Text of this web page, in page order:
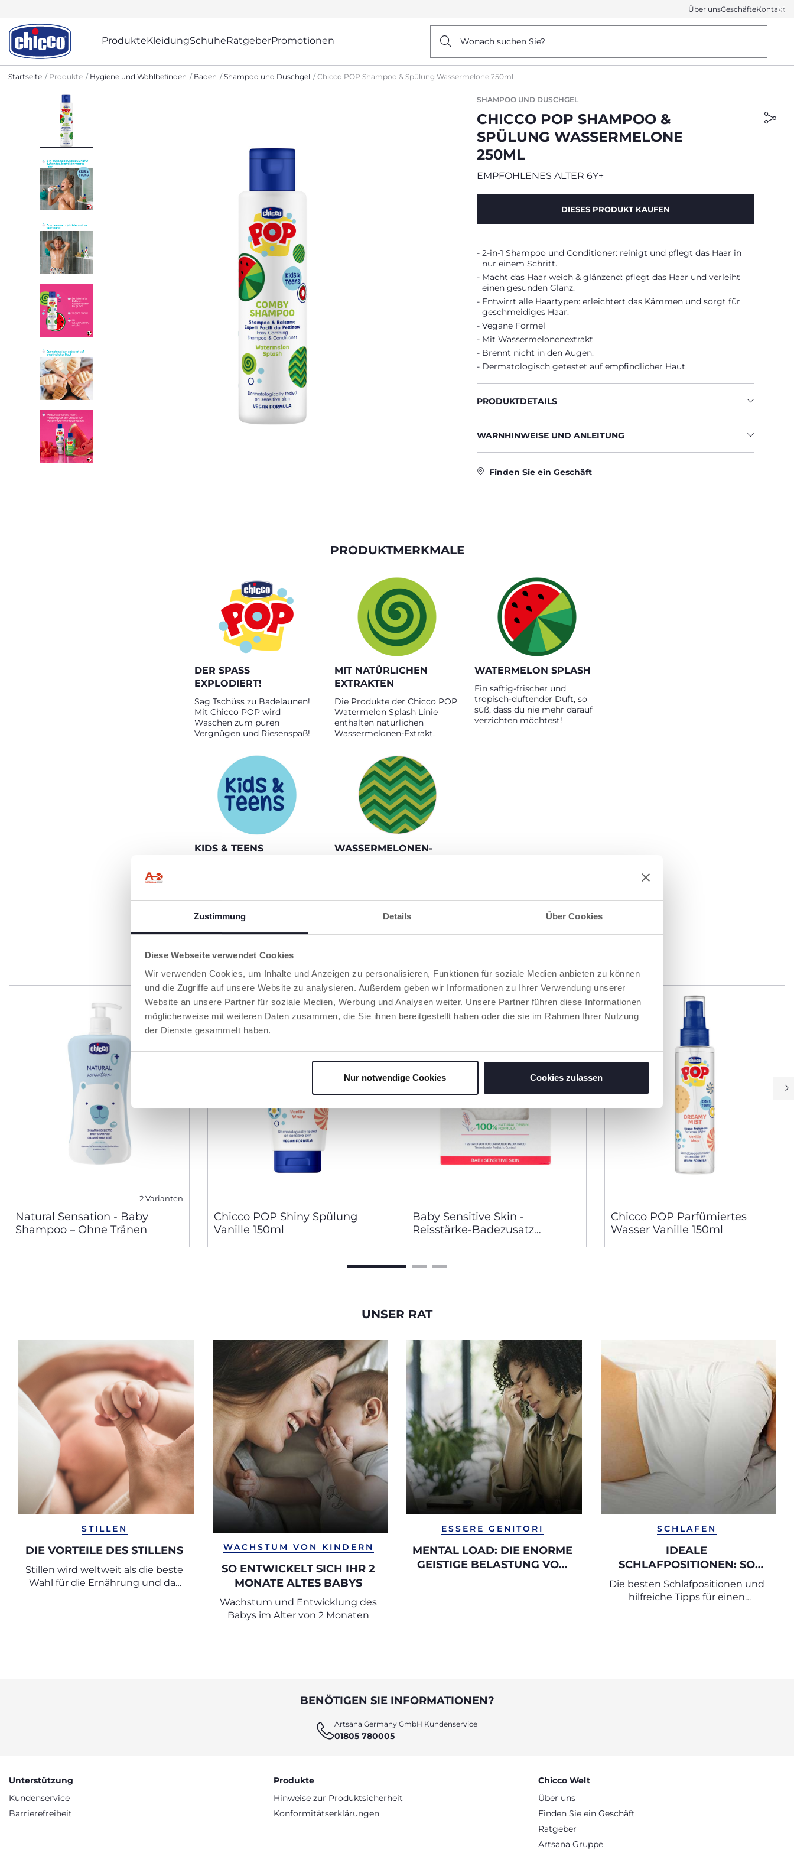
Zustimmung Details Über Cookies
Diese Webseite verwendet Cookies
Wir verwenden Cookies, um Inhalte und Anzeigen zu personalisieren, Funktionen für soziale Medien anbieten zu können
und die Zugriffe auf unsere Website zu analysieren. Außerdem geben wir Informationen zu Ihrer Verwendung unserer
Website an unsere Partner für soziale Medien, Werbung und Analysen weiter. Unsere Partner führen diese Informationen
möglicherweise mit weiteren Daten zusammen, die Sie ihnen bereitgestellt haben oder die sie im Rahmen Ihrer Nutzung
der Dienste gesammelt haben.
Nur notwendige Cookies Cookies zulassen
Über unsGeschäfteKontakt
ProdukteKleidungSchuheRatgeberPromotionen Wonach suchen Sie?
Startseite Produkte Hygiene und Wohlbefinden Baden Shampoo und Duschgel Chicco POP Shampoo & Spülung Wassermelone 250ml
SHAMPOO UND DUSCHGEL
CHICCO POP SHAMPOO &
SPÜLUNG WASSERMELONE
250ML
EMPFOHLENES ALTER 6Y+
DIESES PRODUKT KAUFEN
2-in-1 Shampoo und Conditioner: reinigt und pflegt das Haar in
nur einem Schritt.
Macht das Haar weich & glänzend: pflegt das Haar und verleiht
einen gesunden Glanz.
Entwirrt alle Haartypen: erleichtert das Kämmen und sorgt für
geschmeidiges Haar.
Vegane Formel
Mit Wassermelonenextrakt
Brennt nicht in den Augen.
Dermatologisch getestet auf empfindlicher Haut.
PRODUKTDETAILS
WARNHINWEISE UND ANLEITUNG
Finden Sie ein Geschäft
PRODUKTMERKMALE
DER SPASS
EXPLODIERT!
Sag Tschüss zu Badelaunen!
Mit Chicco POP wird
Waschen zum puren
Vergnügen und Riesenspaß!
MIT NATÜRLICHEN
EXTRAKTEN
Die Produkte der Chicco POP
Watermelon Splash Linie
enthalten natürlichen
Wassermelonen-Extrakt.
WATERMELON SPLASH
Ein saftig-frischer und
tropisch-duftender Duft, so
süß, dass du nie mehr darauf
verzichten möchtest!
KIDS & TEENS
Style. So cool, dass du sie
WASSERMELONEN-
lustigste Baderoutine
PRODUKTE, DIE SIE INTERESSIEREN KÖNNTEN
2 Varianten
Natural Sensation - Baby
Shampoo – Ohne Tränen
Chicco POP Shiny Spülung
Vanille 150ml
Baby Sensitive Skin -
Reisstärke-Badezusatz
Chicco POP Parfümiertes
Wasser Vanille 150ml
UNSER RAT
STILLEN
DIE VORTEILE DES STILLENS
Stillen wird weltweit als die beste
Wahl für die Ernährung und das
WACHSTUM VON KINDERN
SO ENTWICKELT SICH IHR 2
MONATE ALTES BABYS
Wachstum und Entwicklung des
Babys im Alter von 2 Monaten
ESSERE GENITORI
MENTAL LOAD: DIE ENORME
GEISTIGE BELASTUNG VON
SCHLAFEN
IDEALE
SCHLAFPOSITIONEN: SO
SCHLAFEN SIE IN DER
SCHWANGERSCHAFT
Die besten Schlafpositionen und
hilfreiche Tipps für einen
BENÖTIGEN SIE INFORMATIONEN?
Artsana Germany GmbH Kundenservice
01805 780005
Unterstützung
Kundenservice
Barrierefreiheit
Produkte
Hinweise zur Produktsicherheit
Konformitätserklärungen
Chicco Welt
Über uns
Finden Sie ein Geschäft
Ratgeber
Artsana Gruppe